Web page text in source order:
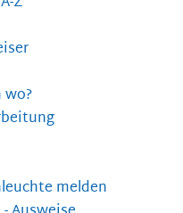
melden